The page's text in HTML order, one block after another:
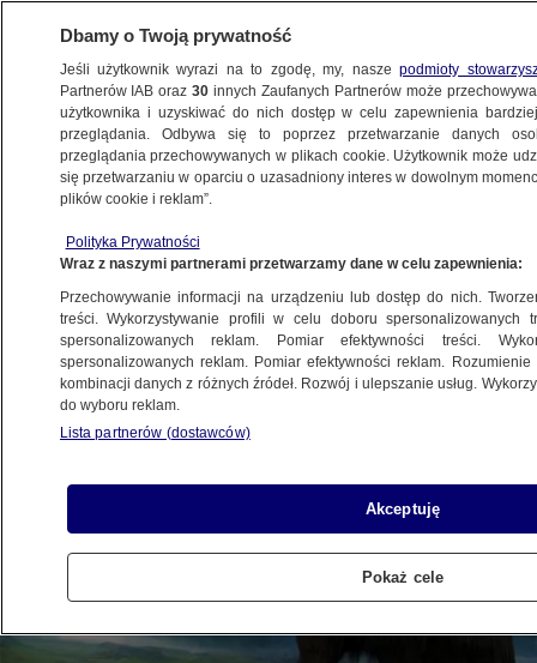
METEO
NAJNOWSZE
na budowie krajowej "siódemki"
12.07.2011, 13:43
Udostępnij
Dbamy o Twoją prywatność
Jeśli użytkownik wyrazi na to zgodę, my, naszepodmioty
Partnerów IAB oraz30 innych Zaufanych Partnerów może
użytkownika i uzyskiwać do nich dostęp w celu zapewnienia
przeglądania. Odbywa się to poprzez przetwarzanie danych
przeglądania przechowywanych w plikach cookie. Użytkownik może
się przetwarzaniu w oparciu o uzasadniony interes w dowolnym
plików cookie i reklam”.
Polityka Prywatności
Wraz z naszymi partnerami przetwarzamy dane w celu zapewnienia:
Przechowywanie informacji na urządzeniu lub dostęp do nich.
treści. Wykorzystywanie profili w celu doboru spersonalizowanych
spersonalizowanych reklam. Pomiar efektywności treści.
spersonalizowanych reklam. Pomiar efektywności reklam.
kombinacji danych z różnych źródeł. Rozwój i ulepszanie usług.
do wyboru reklam.
Lista partnerów (dostawców)
Akceptuję
Pokaż cele